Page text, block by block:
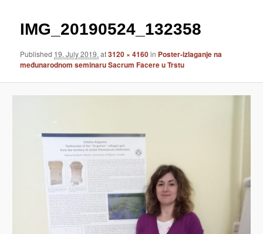
IMG_20190524_132358
Published 19. July 2019. at3120 × 4160in Poster-izlaganje na
međunarodnom seminaru Sacrum Facere u Trstu